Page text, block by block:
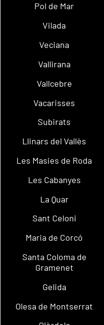
Pol de Mar
Vilada
Veciana
Vallirana
Vallcebre
Vacarisses
Subirats
Llinars del Vallès
Les Masies de Roda
Les Cabanyes
La Quar
Sant Celoni
Maria de Corcó
Santa Coloma de
Gramenet
Gelida
Olesa de Montserrat